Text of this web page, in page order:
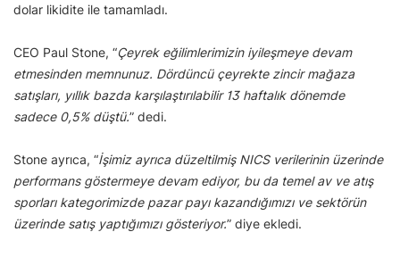
dolar likidite ile tamamladı.
CEO Paul Stone, “Çeyrek eğilimlerimizin iyileşmeye devam
etmesinden memnunuz. Dördüncü çeyrekte zincir mağaza
satışları, yıllık bazda karşılaştırılabilir 13 haftalık dönemde
sadece 0,5% düştü.” dedi.
Stone ayrıca, “İşimiz ayrıca düzeltilmiş NICS verilerinin üzerinde
performans göstermeye devam ediyor, bu da temel av ve atış
sporları kategorimizde pazar payı kazandığımızı ve sektörün
üzerinde satış yaptığımızı gösteriyor.” diye ekledi.